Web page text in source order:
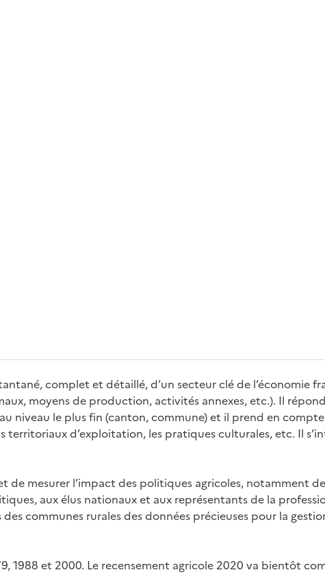
complet et détaillé, d’un secteur clé de l’économie
moyens de production, activités annexes, etc.). Il
niveau le plus fin (canton, commune) et il prend en
d’exploitation, les pratiques culturales, etc. Il
de mesurer l’impact des politiques agricoles, notamment
aux élus nationaux et aux représentants de la
communes rurales des données précieuses pour la
1988 et 2000. Le recensement agricole 2020 va bientôt